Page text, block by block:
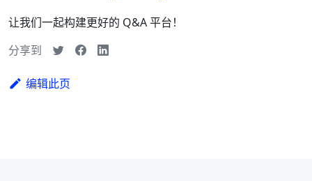
让我们一起构建更好的 Q&A 平台！
分享到
编辑此页